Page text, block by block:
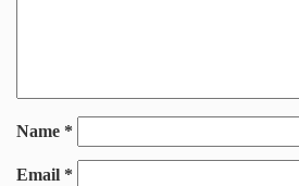
Name *
Email *